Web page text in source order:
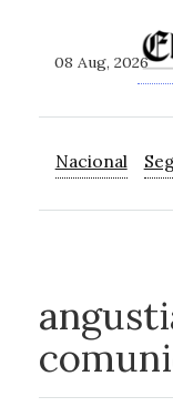
08 Aug, 2026
Nacional